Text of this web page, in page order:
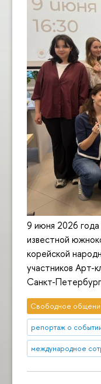
9 июня 2026
известной
корейской
участников
Санкт-
Свободное
репортаж о
международное